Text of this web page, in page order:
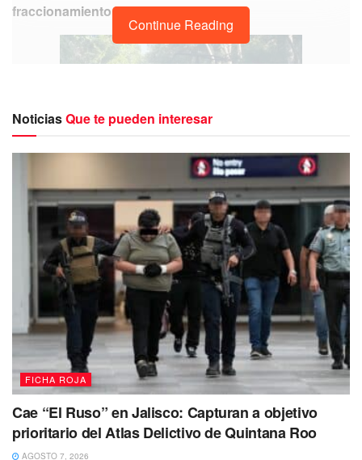
fraccionamiento Bali.
El hallazgo tuvo lugar pocos minutos después de las seis
de la mañana, revelando una intensa movilización por
parte de las autoridades locales. Así mismo, la Fiscalía
General del Estado (FGE) se realiza las investigaciones
pertinentes para esclarecer los hechos y determinar los
responsables del crimen.
Una de las víctimas sería un hombre de edad
avanzada,
quien aparentemente habría estado sometido a
un brutal grado de violencia sin precedentes.
Continue Reading
NoticiasQue te pueden interesar
FICHA ROJA
Cae “El Ruso” en Jalisco: Capturan a objetivo
prioritario del Atlas Delictivo de Quintana Roo
AGOSTO 7, 2026